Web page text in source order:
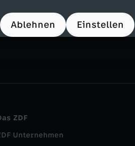
Ablehnen Einstellen
ZDF
Unternehmen